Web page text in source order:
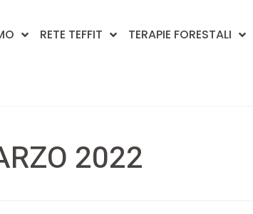
RETE TEFFIT TERAPIE FORESTALI
2022